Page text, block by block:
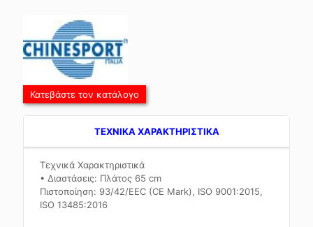
Κατεβάστε τον κατάλογο
TEXNIKA ΧΑΡΑΚΤΗΡΙΣΤΙΚΑ
Τεχνικά Χαρακτηριστικά
• Διαστάσεις: Πλάτος 65 cm
Πιστοποίηση: 93/42/EEC (CE Mark), ISO 9001:2015,
ISO 13485:2016